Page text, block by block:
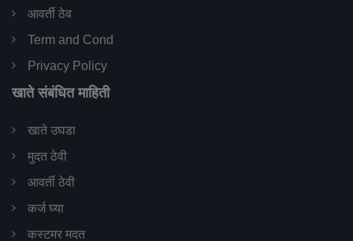
आवर्ती ठेव
Term and Cond
Privacy Policy
खाते संबंधित माहिती
खाते उघडा
मुदत ठेवी
आवर्ती ठेवी
कर्ज घ्या
कस्टमर मदत